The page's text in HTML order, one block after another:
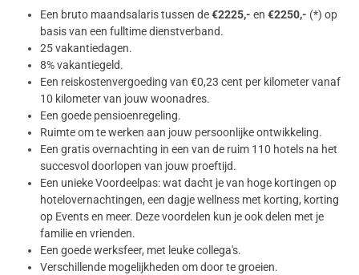
Een bruto maandsalaris tussen de€2225,- en €2250,- (*) op
basis van een fulltime dienstverband.
25 vakantiedagen.
8% vakantiegeld.
Een reiskostenvergoeding van €0,23 cent per kilometer vanaf
10 kilometer van jouw woonadres.
Een goede pensioenregeling.
Ruimte om te werken aan jouw persoonlijke ontwikkeling.
Een gratis overnachting in een van de ruim 110 hotels na het
succesvol doorlopen van jouw proeftijd.
Een unieke Voordeelpas: wat dacht je van hoge kortingen op
hotelovernachtingen, een dagje wellness met korting, korting
op Events en meer. Deze voordelen kun je ook delen met je
familie en vrienden.
Een goede werksfeer, met leuke collega's.
Verschillende mogelijkheden om door te groeien.